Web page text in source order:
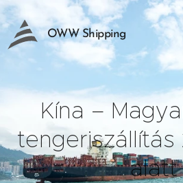
OWW Shipping
Kína –
tengeriszállítás
alatt